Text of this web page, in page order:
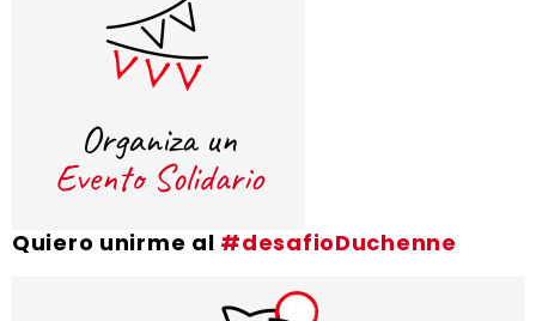
Quiero unirme al #desafioDuchenne